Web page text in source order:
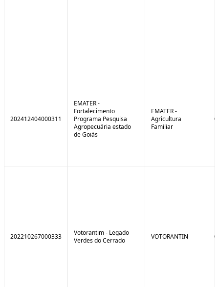
202412404000311
EMATER -
Fortalecimento
Programa Pesquisa
Agropecuária estado
de Goiás
EMATER -
Agricultura
Familiar
202210267000333
Votorantim - Legado
Verdes do Cerrado
VOTORANTIN